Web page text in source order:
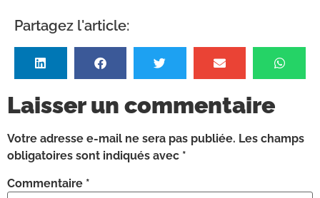
Partagez l'article:
Laisser un commentaire
Votre adresse e-mail ne sera pas publiée. Les champs
obligatoires sont indiqués avec *
Commentaire *